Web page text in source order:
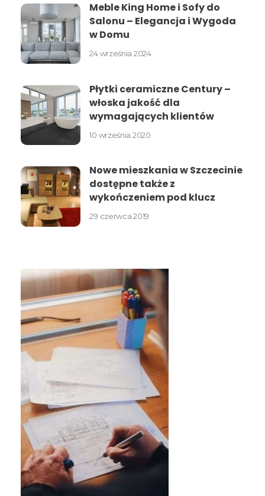
Meble King Home i Sofy do
Salonu – Elegancja i Wygoda
w Domu
24 września 2024
Płytki ceramiczne Century –
włoska jakość dla
wymagających klientów
10 września 2020
Nowe mieszkania w Szczecinie
dostępne także z
wykończeniem pod klucz
29 czerwca 2019